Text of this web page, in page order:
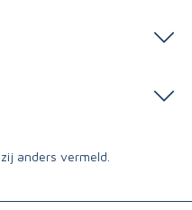
anders vermeld.